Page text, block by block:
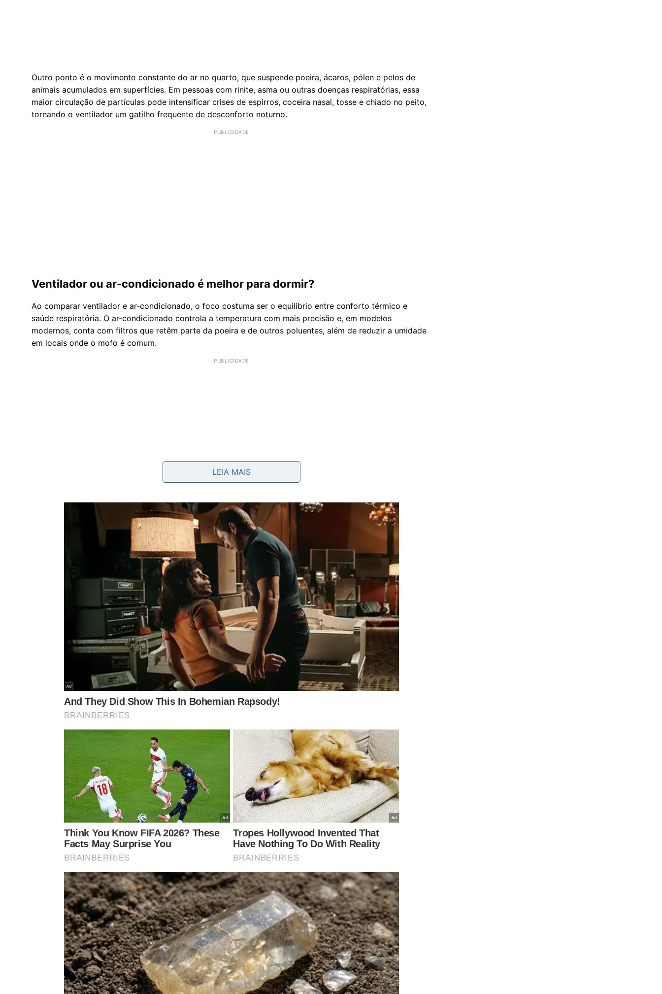
Outro ponto é o movimento constante do ar no quarto, que suspende poeira, ácaros, pólen e pelos de
animais acumulados em superfícies. Em pessoas com rinite, asma ou outras doenças respiratórias, essa
maior circulação de partículas pode intensificar crises de espirros, coceira nasal, tosse e chiado no peito,
tornando o ventilador um gatilho frequente de desconforto noturno.
Ventilador ou ar-condicionado é melhor para dormir?
Ao comparar ventilador e ar-condicionado, o foco costuma ser o equilíbrio entre conforto térmico e
saúde respiratória. O ar-condicionado controla a temperatura com mais precisão e, em modelos
modernos, conta com filtros que retêm parte da poeira e de outros poluentes, além de reduzir a umidade
em locais onde o mofo é comum.
Porém, o ar-condicionado resfria e também resseca o ar do quarto, o que pode potencializar o
ressecamento da mucosa nasal, da garganta e da pele. Quando permanece ligado a noite inteira em
temperaturas muito baixas, aumenta a chance de acordar com boca seca, nariz irritado, dor de cabeça ou
sensação de choque térmico ao sair do ambiente frio.
LEIA MAIS